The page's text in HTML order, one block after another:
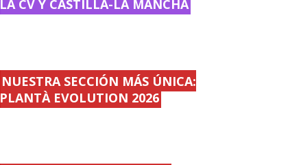
LA CV Y CASTILLA-LA MANCHA
NUESTRA SECCIÓN MÁS ÚNICA:
PLANTÀ EVOLUTION 2026